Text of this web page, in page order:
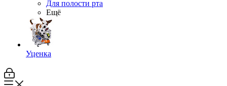
Для полости рта
Ещё
Уценка